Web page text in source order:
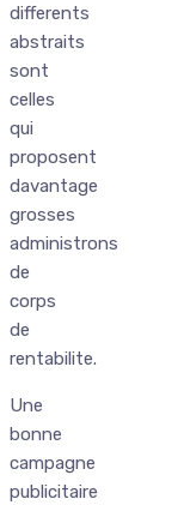
differents
abstraits
sont
celles
qui
proposent
davantage
grosses
administrons
de
corps
de
rentabilite.
Une
bonne
campagne
publicitaire